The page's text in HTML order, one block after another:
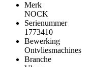
Merk
NOCK
Serienummer
1773410
Bewerking
Ontvliesmachines
Branche